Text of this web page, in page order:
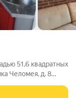
51,6 квадратных
Челомея, д. 8
находится в районе